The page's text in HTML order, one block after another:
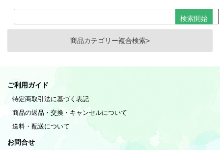
商品カテゴリー複合検索>
ご利用ガイド
特定商取引法に基づく表記
商品の返品・交換・キャンセルについて
送料・配送について
お問合せ